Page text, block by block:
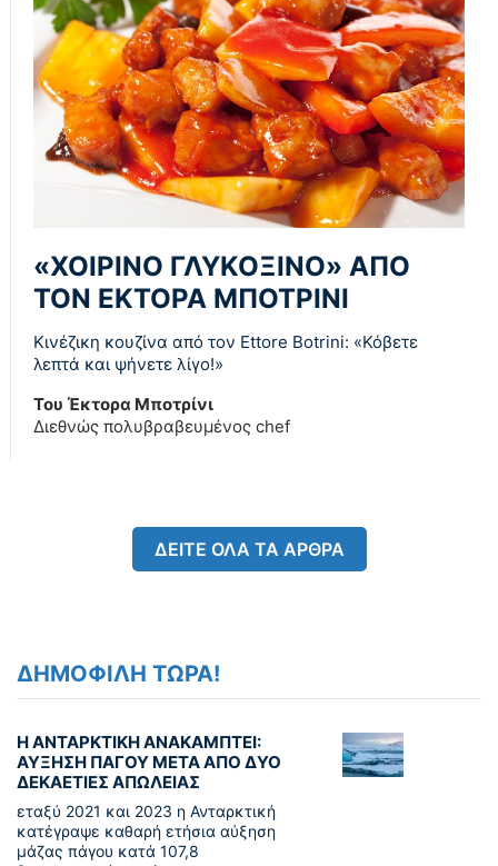
«ΧΟΙΡΙΝΟ ΓΛΥΚΟΞΙΝΟ» ΑΠΟ
ΤΟΝ ΕΚΤΟΡΑ ΜΠΟΤΡΙΝΙ
Κινέζικη κουζίνα από τον Ettore Botrini: «Κόβετε
λεπτά και ψήνετε λίγο!»
Του Έκτορα Μποτρίνι
Διεθνώς πολυβραβευμένος chef
ΔΕΙΤΕ ΟΛΑ ΤΑ ΑΡΘΡΑ
ΔΗΜΟΦΙΛΗ ΤΩΡΑ!
Η ΑΝΤΑΡΚΤΙΚΗ ΑΝΑΚΑΜΠΤΕΙ:
ΑΥΞΗΣΗ ΠΑΓΟΥ ΜΕΤΑ ΑΠΟ ΔΥΟ
ΔΕΚΑΕΤΙΕΣ ΑΠΩΛΕΙΑΣ
εταξύ 2021 και 2023 η Ανταρκτική
κατέγραψε καθαρή ετήσια αύξηση
μάζας πάγου κατά 107,8